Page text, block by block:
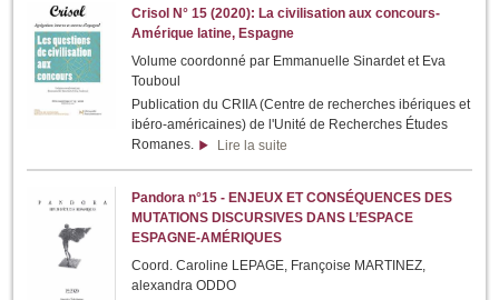
Crisol N° 15 (2020): La civilisation aux concours-
Amérique latine, Espagne
Volume coordonné par Emmanuelle Sinardet et Eva
Touboul
Publication du CRIIA (Centre de recherches ibériques et
ibéro-américaines) de l'Unité de Recherches Études
Romanes.
Lire la suite
Pandora n°15 - ENJEUX ET CONSÉQUENCES DES
MUTATIONS DISCURSIVES DANS L’ESPACE
ESPAGNE-AMÉRIQUES
Coord. Caroline LEPAGE, Françoise MARTINEZ,
alexandra ODDO